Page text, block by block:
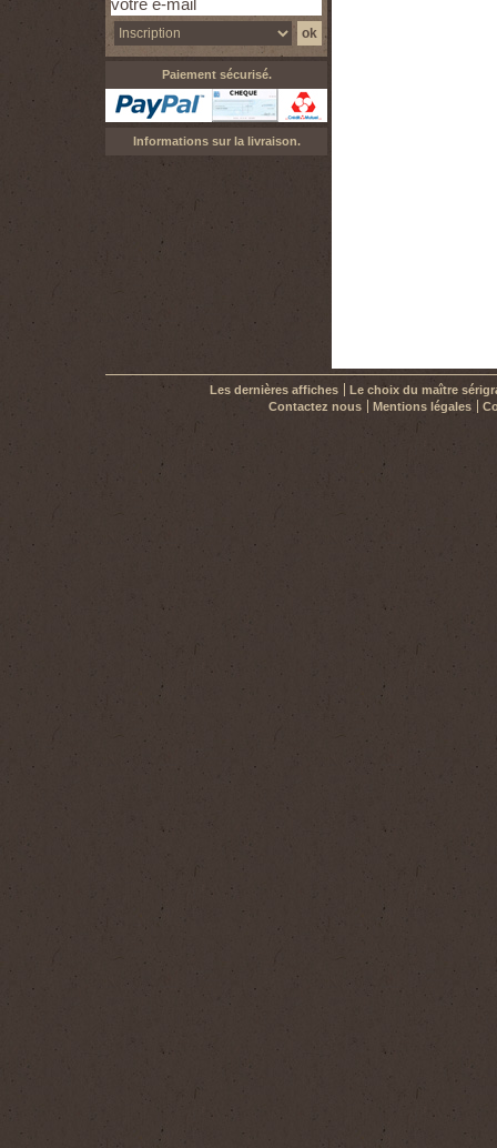
Paiement sécurisé.
Informations sur la livraison.
Les dernières affiches
Le choix du maître
Contactez nous
Mentions légales